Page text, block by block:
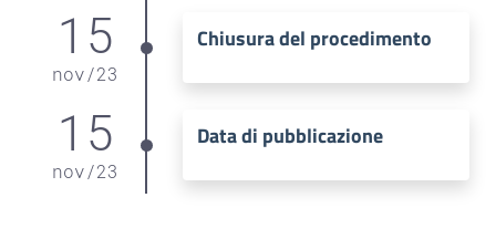
15
nov/23
Chiusura del procedimento
15
nov/23
Data di pubblicazione